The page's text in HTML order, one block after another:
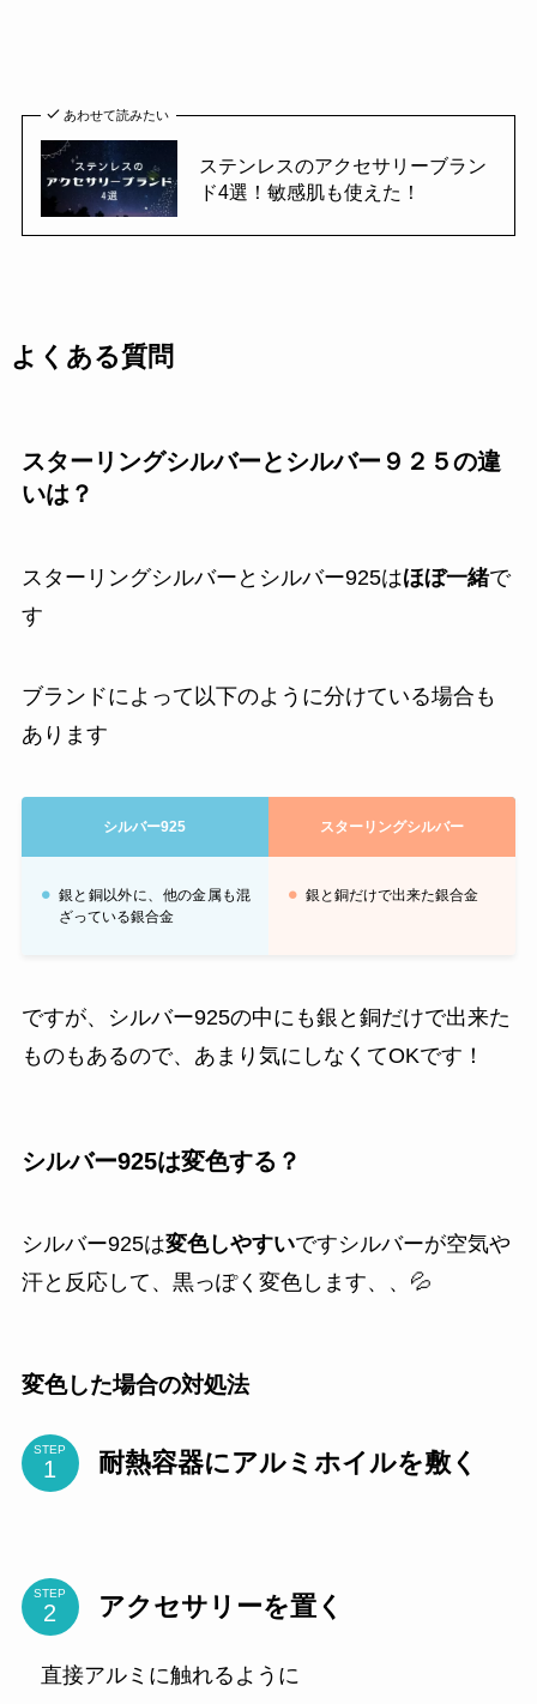
あわせて読みたい
ステンレスのアクセサリーブラン
ド4選！敏感肌も使えた！
よくある質問
スターリングシルバーとシルバー９２５の違
いは？
スターリングシルバーとシルバー925はほぼ一緒で
す
ブランドによって以下のように分けている場合も
あります
シルバー925 スターリングシルバー
銀と銅以外に、他の金属も混
ざっている銀合金
銀と銅だけで出来た銀合金
ですが、シルバー925の中にも銀と銅だけで出来た
ものもあるので、あまり気にしなくてOKです！
シルバー925は変色する？
シルバー925は変色しやすいですシルバーが空気や
汗と反応して、黒っぽく変色します、、💦
変色した場合の対処法
STEP 耐熱容器にアルミホイルを敷く
STEP アクセサリーを置く
直接アルミに触れるように